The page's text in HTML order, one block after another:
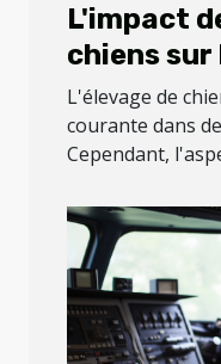
L'impact
chiens
: le cas de
Carons
L'élevage de
courante dans
Cependant,